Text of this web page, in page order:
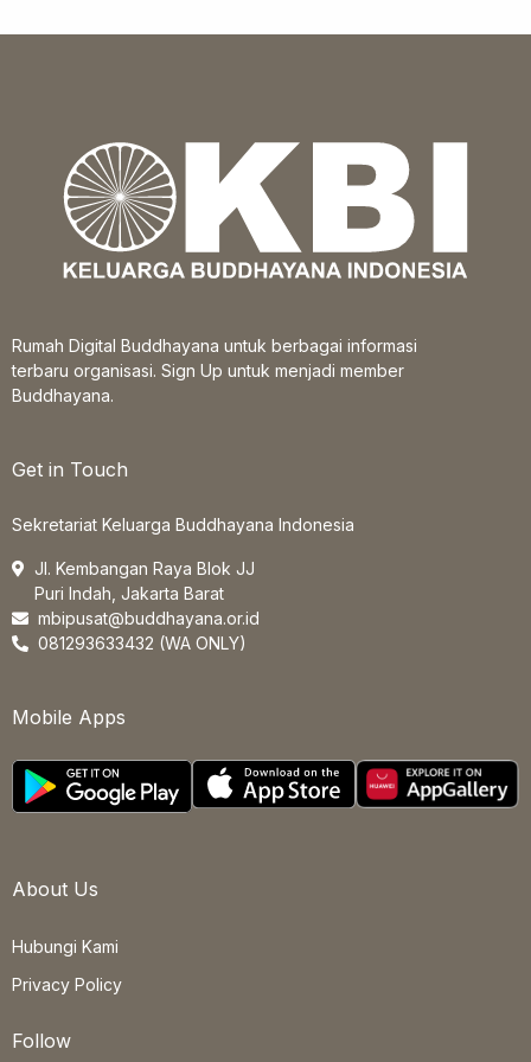
Rumah Digital Buddhayana untuk berbagai informasi
terbaru organisasi. Sign Up untuk menjadi member
Buddhayana.
Get in Touch
Sekretariat Keluarga Buddhayana Indonesia
Jl. Kembangan Raya Blok JJ
Puri Indah, Jakarta Barat
mbipusat@buddhayana.or.id
081293633432 (WA ONLY)
Mobile Apps
About Us
Hubungi Kami
Privacy Policy
Follow